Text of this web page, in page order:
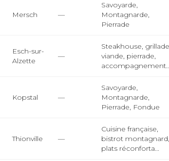
Mersch —
Savoyarde,
Montagnarde,
Pierrade
Esch-sur-
Alzette
—
Steakhouse,
viande, pierrade,
Kopstal —
Savoyarde,
Montagnarde,
Pierrade, Fondue
Thionville —
Cuisine française,
bistrot montagnard,
plats réconforta...